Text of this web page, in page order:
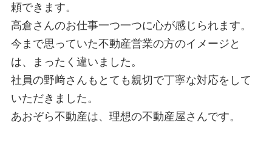
頼できます。
高倉さんのお仕事一つ一つに心が感じられます。
今まで思っていた不動産営業の方のイメージと
は、まったく違いました。
社員の野﨑さんもとても親切で丁寧な対応をして
いただきました。
あおぞら不動産は、理想の不動産屋さんです。